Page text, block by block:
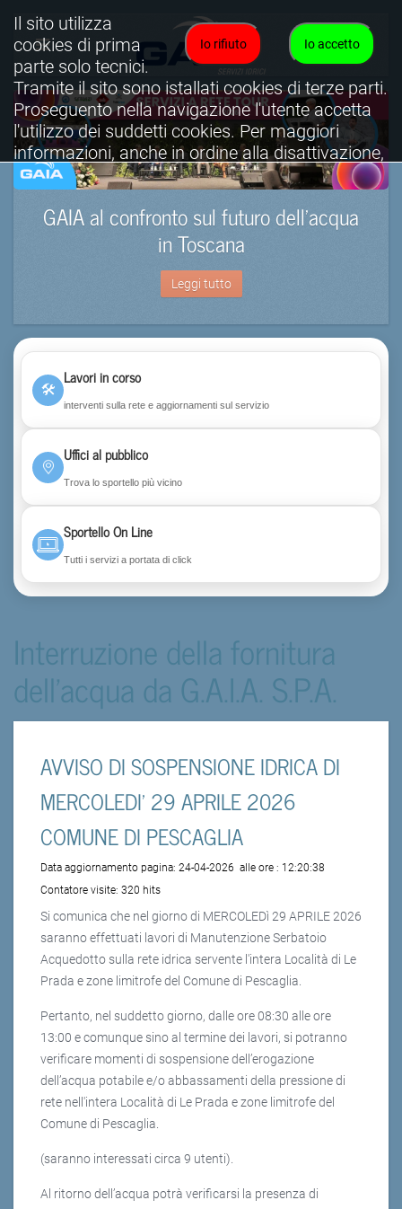
GAIA al confronto sul futuro dell’acqua
in Toscana
Leggi tutto
🛠
Lavori in corso
interventi sulla rete e aggiornamenti sul servizio
Uffici al pubblico
Trova lo sportello più vicino
Sportello On Line
Tutti i servizi a portata di click
Interruzione della fornitura
dell'acqua da G.A.I.A. S.P.A.
AVVISO DI SOSPENSIONE IDRICA DI
MERCOLEDI' 29 APRILE 2026
COMUNE DI PESCAGLIA
Data aggiornamento pagina: 24-04-2026 alle ore : 12:20:38
Contatore visite: 320 hits
Si comunica che nel giorno di MERCOLEDì 29 APRILE 2026
saranno effettuati lavori di Manutenzione Serbatoio
Acquedotto sulla rete idrica servente l'intera Località di Le
Prada e zone limitrofe del Comune di Pescaglia.
Pertanto, nel suddetto giorno, dalle ore 08:30 alle ore
13:00 e comunque sino al termine dei lavori, si potranno
verificare momenti di sospensione dell’erogazione
dell’acqua potabile e/o abbassamenti della pressione di
rete nell'intera Località di Le Prada e zone limitrofe del
Comune di Pescaglia.
(saranno interessati circa 9 utenti).
Al ritorno dell’acqua potrà verificarsi la presenza di
Io accetto
Io rifiuto
Il sito utilizza
cookies di prima
parte solo tecnici.
Tramite il sito sono istallati cookies di terze parti.
Proseguento nella navigazione l'utente accetta
l'utilizzo dei suddetti cookies. Per maggiori
informazioni, anche in ordine alla disattivazione,
è possibile consultare l'informativa cookies
completa.
Visualizza informativa completa.